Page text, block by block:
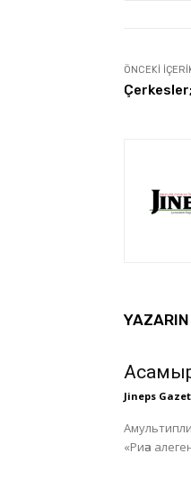
ÖNCEKI
Jineps
«Риәа